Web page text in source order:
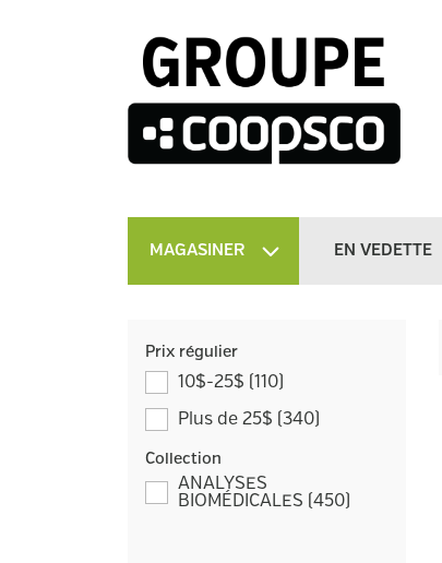
MAGASINER EN VEDETTE
Prix régulier
10$-25$ 110
Plus de 25$ 340
Collection
ANALYSES
BIOMÉDICALES 450